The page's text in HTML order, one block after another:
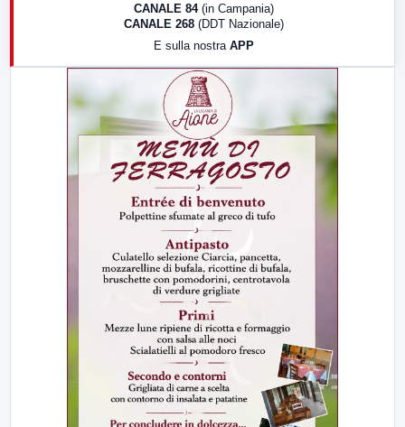
CANALE 84 (in Campania)
CANALE 268 (DDT Nazionale)
E sulla nostra APP